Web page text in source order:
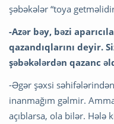
şəbəkələr “toya
-Azər bəy, bəzi
qazandıqlarını deyir.
şəbəkələrdən qazanc
-Əgər şəxsi
inanmağım gəlmir.
açıblarsa, ola bilər. Hələ